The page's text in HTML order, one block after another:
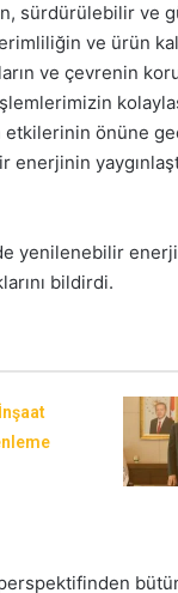
sürdürülebilir ve
ve ürün
ve çevrenin
önüne
yenilenebilir
bildirdi.